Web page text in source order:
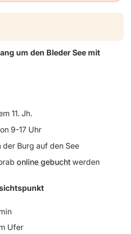
um den Bleder See mit
11. Jh.
9-17 Uhr
Burg auf den See
online gebuchtwerden
Ufer